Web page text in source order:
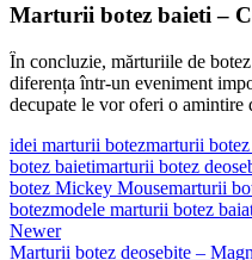
Marturii botez baieti –
În concluzie, mărturiile de
diferența într-un eveniment
decupate le vor oferi o
idei marturii botezmarturii
botez baietimarturii botez
botez Mickey Mousemarturii
botezmodele marturii botez
Newer
Marturii botez deosebite –